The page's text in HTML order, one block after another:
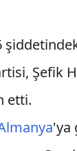
Şefik
etti.
'ya